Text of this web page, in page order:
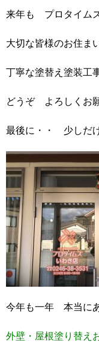
来年も プロタイム
大切な皆様のお住ま
丁寧な塗替え塗装工
どうぞ よろしくお
最後に・・ 少しだ
今年も一年 本当に
外壁・屋根塗り替え